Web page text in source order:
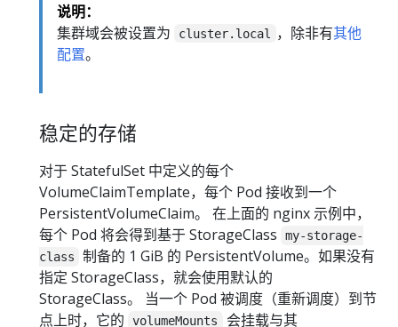
说明：
集群域会被设置为
cluster.local ，除非有其他
配置。
稳定的存储
对于 StatefulSet 中定义的每个
VolumeClaimTemplate，每个 Pod 接收到一个
PersistentVolumeClaim。 在上面的 nginx 示例中，
每个 Pod 将会得到基于 StorageClass
my-storage-
class
制备的 1 GiB 的 PersistentVolume。如果没有
指定 StorageClass，就会使用默认的
StorageClass。 当一个 Pod 被调度（重新调度）到节
点上时，它的
volumeMounts
会挂载与其